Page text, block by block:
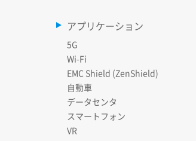
アプリケーション
5G
Wi-Fi
EMC Shield (ZenShield)
自動車
データセンタ
スマートフォン
VR